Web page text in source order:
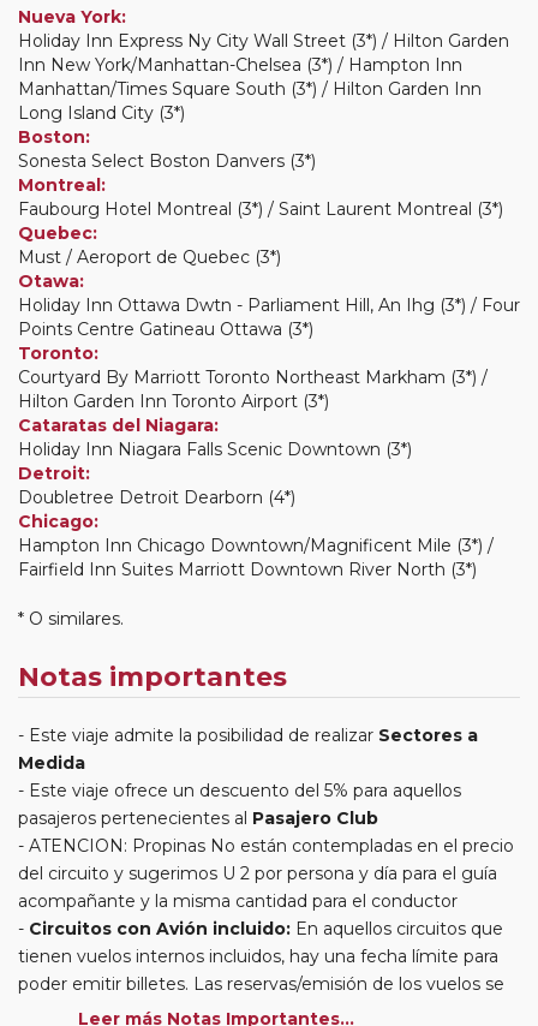
Nueva York:
Holiday Inn Express Ny City Wall Street (3*) / Hilton Garden
Inn New York/Manhattan-Chelsea (3*) / Hampton Inn
Manhattan/Times Square South (3*) / Hilton Garden Inn
Long Island City (3*)
Boston:
Sonesta Select Boston Danvers (3*)
Montreal:
Faubourg Hotel Montreal (3*) / Saint Laurent Montreal (3*)
Quebec:
Must / Aeroport de Quebec (3*)
Otawa:
Holiday Inn Ottawa Dwtn - Parliament Hill, An Ihg (3*) / Four
Points Centre Gatineau Ottawa (3*)
Toronto:
Courtyard By Marriott Toronto Northeast Markham (3*) /
Hilton Garden Inn Toronto Airport (3*)
Cataratas del Niagara:
Holiday Inn Niagara Falls Scenic Downtown (3*)
Detroit:
Doubletree Detroit Dearborn (4*)
Chicago:
Hampton Inn Chicago Downtown/Magnificent Mile (3*) /
Fairfield Inn Suites Marriott Downtown River North (3*)
* O similares.
Notas importantes
Este viaje admite la posibilidad de realizar Sectores a
Medida
Este viaje ofrece un descuento del 5% para aquellos
pasajeros pertenecientes al Pasajero Club
ATENCION: Propinas No están contempladas en el precio
del circuito y sugerimos U 2 por persona y día para el guía
acompañante y la misma cantidad para el conductor
Circuitos con Avión incluido: En aquellos circuitos que
tienen vuelos internos incluidos, hay una fecha límite para
poder emitir billetes. Las reservas/emisión de los vuelos se
realizarán con los datos / documentación presentada por el
Leer más Notas Importantes...